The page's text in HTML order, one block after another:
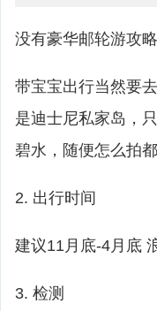
没有豪华邮轮游攻
带宝宝出行当然要
是迪士尼私家岛，
碧水，随便怎么拍都
2. 出行时间
建议11月底-4月底
3. 检测